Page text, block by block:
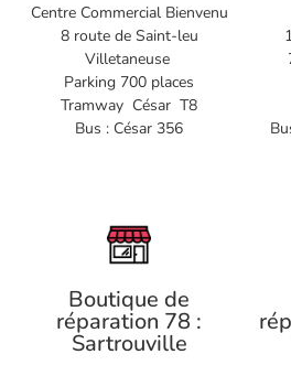
Centre Commercial Bienvenu
8 route de Saint-leu
Villetaneuse
Parking 700 places
Tramway César T8
Bus : César 356
Boutique de
réparation 78 :
Sartrouville